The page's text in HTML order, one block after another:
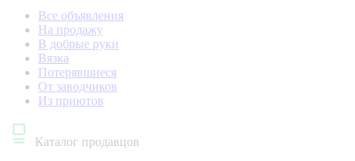
Все объявления
На продажу
В добрые руки
Вязка
Потерявшиеся
От заводчиков
Из приютов
Каталог продавцов